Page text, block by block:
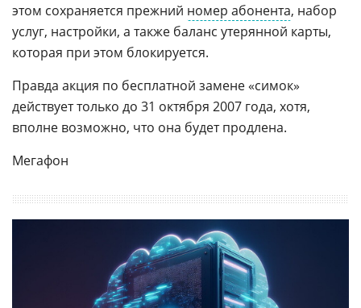
этом сохраняется прежний номер абонента, набор
услуг, настройки, а также баланс утерянной карты,
которая при этом блокируется.
Правда акция по бесплатной замене «симок»
действует только до 31 октября 2007 года, хотя,
вполне возможно, что она будет продлена.
Мегафон